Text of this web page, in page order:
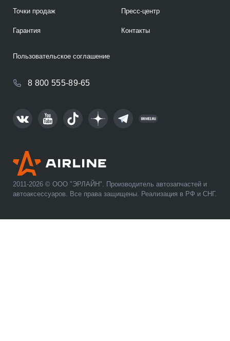
2011-2026 © ООО "ЭРЛАЙН". Производитель автозапчастей и
автоаксессуаров. Все права защищены. Реализация в РФ и СНГ.
Точки продаж
Гарантия
Пресс-центр
Контакты
8 800 555-89-65
Пользовательское соглашение